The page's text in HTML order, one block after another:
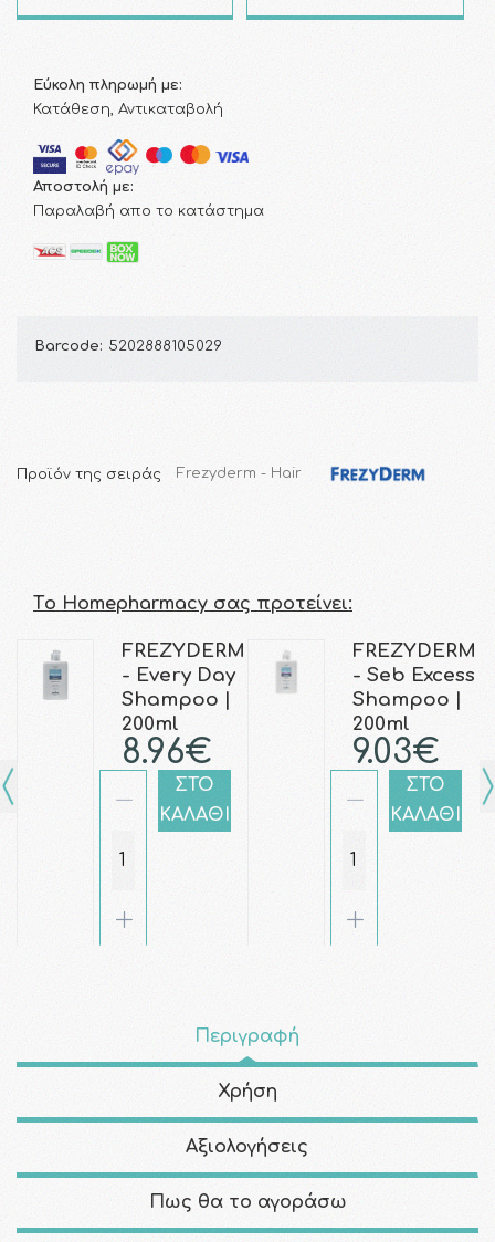
Εύκολη πληρωμή με:
Κατάθεση, Αντικαταβολή
Αποστολή με:
Παραλαβή απο το κατάστημα
Barcode: 5202888105029
Προϊόν της σειράς Frezyderm - Hair
Τo Homepharmacy σας προτείνει:
FREZYDERM
- Every Day
Shampoo |
200ml
8.96€
ΣΤΟ
ΚΑΛΑΘΙ
FREZYDERM
- Seb Excess
Shampoo |
200ml
9.03€
ΣΤΟ
ΚΑΛΑΘΙ
Περιγραφή
Χρήση
Αξιολογήσεις
Πως θα το αγοράσω